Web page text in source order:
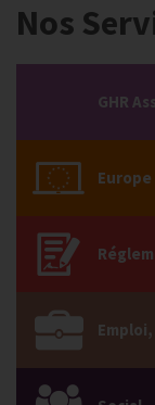
Nos
GHR